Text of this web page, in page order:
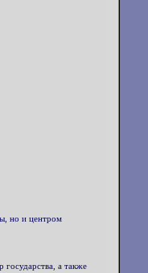
но и центром
а также